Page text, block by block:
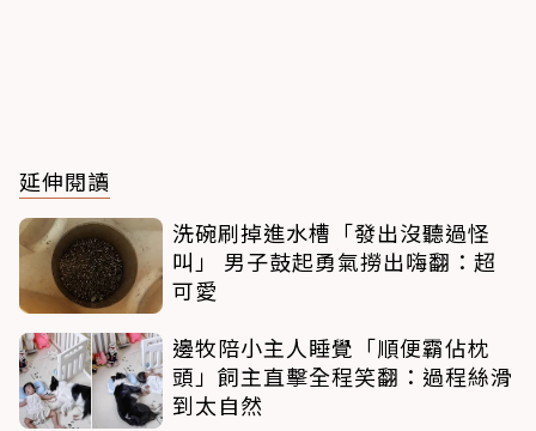
延伸閱讀
洗碗刷掉進水槽「發出沒聽過怪
叫」 男子鼓起勇氣撈出嗨翻：超
可愛
邊牧陪小主人睡覺「順便霸佔枕
頭」飼主直擊全程笑翻：過程絲滑
到太自然